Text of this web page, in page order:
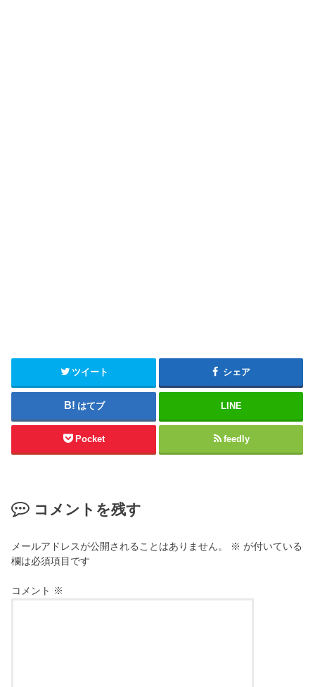
ツイート シェア
はてブ LINE
Pocket feedly
コメントを残す
メールアドレスが公開されることはありません。 ※ が付いている
欄は必須項目です
コメント ※